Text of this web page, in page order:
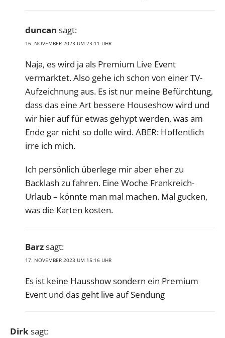
duncan sagt:
16. NOVEMBER 2023 UM 23:11 UHR
Naja, es wird ja als Premium Live Event
vermarktet. Also gehe ich schon von einer TV-
Aufzeichnung aus. Es ist nur meine Befürchtung,
dass das eine Art bessere Houseshow wird und
wir hier auf für etwas gehypt werden, was am
Ende gar nicht so dolle wird. ABER: Hoffentlich
irre ich mich.
Ich persönlich überlege mir aber eher zu
Backlash zu fahren. Eine Woche Frankreich-
Urlaub – könnte man mal machen. Mal gucken,
was die Karten kosten.
Barzsagt:
17. NOVEMBER 2023 UM 15:16 UHR
Es ist keine Hausshow sondern ein Premium
Event und das geht live auf Sendung
Dirksagt: